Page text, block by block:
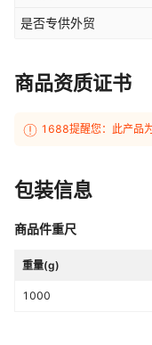
是否专供外贸
商品资质证书
1688提醒您：此产品
包装信息
商品件重尺
重量(g)
1000